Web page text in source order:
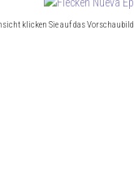
klicken Sie auf das Vorschaubild